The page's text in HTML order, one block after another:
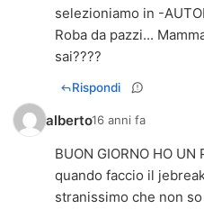
selezioniamo in -
Roba da pazzi...
sai????
Rispondi
alberto16 anni fa
BUON GIORNO HO
quando faccio il
stranissimo che non